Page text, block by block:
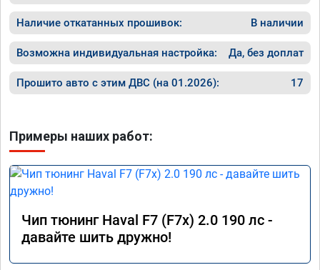
Наличие откатанных прошивок: В наличии
Возможна индивидуальная настройка: Да, без доплат
Прошито авто с этим ДВС (на 01.2026): 17
Примеры наших работ:
Чип тюнинг Haval F7 (F7x) 2.0 190 лс -
давайте шить дружно!